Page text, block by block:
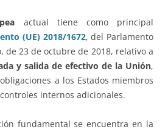
actual tiene como principal
(UE) 2018/1672, del Parlamento
de 23 de octubre de 2018, relativo a
y salida de efectivo de la Unión,
a los Estados miembros
internos adicionales.
fundamental se encuentra en la